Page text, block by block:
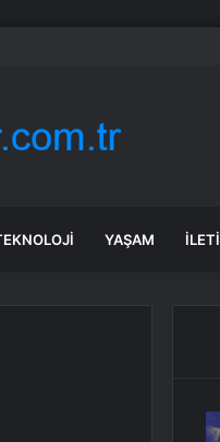
Entegre Ediyor
YAŞAM